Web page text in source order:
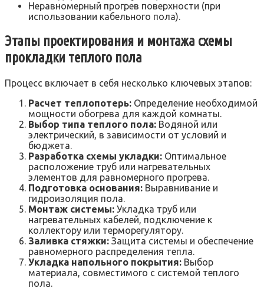
Неравномерный прогрев поверхности (при
использовании кабельного пола).
Этапы проектирования и монтажа схемы
прокладки теплого пола
Процесс включает в себя несколько ключевых этапов:
Расчет теплопотерь: Определение необходимой
мощности обогрева для каждой комнаты.
Выбор типа теплого пола: Водяной или
электрический, в зависимости от условий и
бюджета.
Разработка схемы укладки: Оптимальное
расположение труб или нагревательных
элементов для равномерного прогрева.
Подготовка основания: Выравнивание и
гидроизоляция пола.
Монтаж системы: Укладка труб или
нагревательных кабелей, подключение к
коллектору или терморегулятору.
Заливка стяжки: Защита системы и обеспечение
равномерного распределения тепла.
Укладка напольного покрытия: Выбор
материала, совместимого с системой теплого
пола.